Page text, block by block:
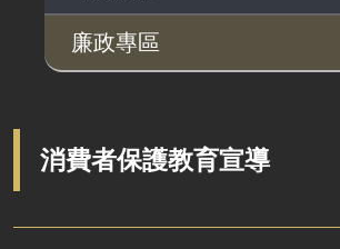
廉政專區
消費者保護教育宣導